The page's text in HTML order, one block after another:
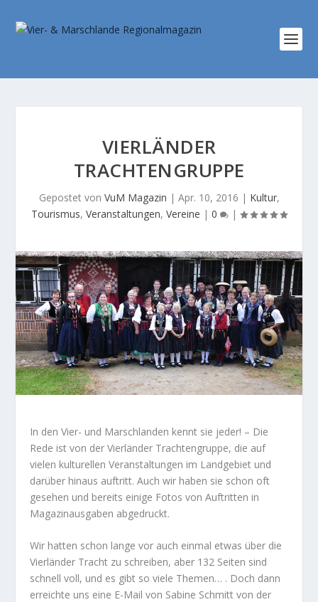
VIERLÄNDER
TRACHTENGRUPPE
Gepostet von VuM Magazin | Apr. 10, 2016 | Kultur,
Tourismus, Veranstaltungen, Vereine | 0 |
In den Vier- und Marschlanden kennt sie jeder! – Die
Rede ist von der Vierländer Trachtengruppe, die auf
vielen kulturellen Veranstaltungen im Landgebiet und
darüber hinaus auftritt. Auch wir haben sie schon oft
gesehen und bereits einige Fotos von Auftritten in
Magazinausgaben abgedruckt.
Wir hatten schon lange vor auch einmal etwas über die
Vierländer Tracht zu schreiben, aber 132 Seiten sind
schnell voll, und es gibt so viele Themen… . Doch dann
erreichte uns eine E-Mail von Sabine Schmitt von der